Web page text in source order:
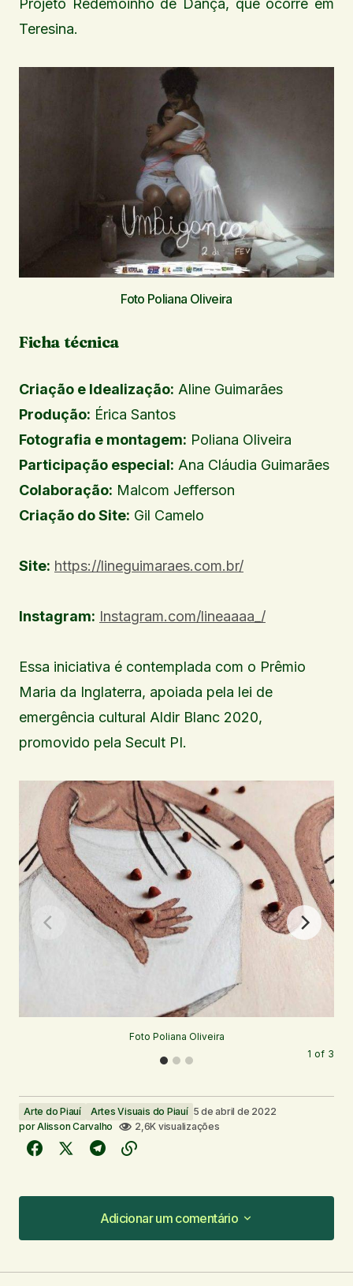
Projeto Redemoinho de Dança, que ocorre em
Teresina.
Foto Poliana Oliveira
Ficha técnica
Criação e Idealização: Aline Guimarães
Produção: Érica Santos
Fotografia e montagem: Poliana Oliveira
Participação especial: Ana Cláudia Guimarães
Colaboração: Malcom Jefferson
Criação do Site: Gil Camelo
Site: https://lineguimaraes.com.br/
Instagram: Instagram.com/lineaaaa_/
Essa iniciativa é contemplada com o Prêmio
Maria da Inglaterra, apoiada pela lei de
emergência cultural Aldir Blanc 2020,
promovido pela Secult PI.
Foto Poliana Oliveira
1 of 3
Arte do Piauí Artes Visuais do Piauí 5 de abril de 2022
porAlisson Carvalho 2,6K visualizações
Adicionar um comentário
Adicionar um comentário